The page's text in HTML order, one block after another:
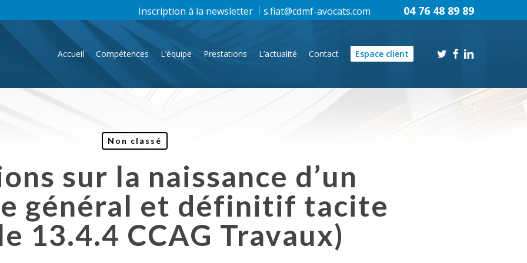
Accueil Compétences L’équipe Prestations L’actualité Contact Espace client twitterfacebook
linkedin
Inscription à la newsletter s.fiat@cdmf-avocats.com 04 76 48 89 89
Non classé
sur la naissance d’un
général et définitif tacite
13.4.4 CCAG Travaux)